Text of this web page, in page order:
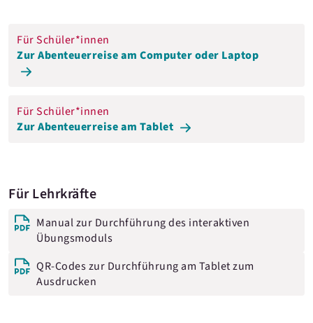
Für Schüler*innen
Zur Abenteuerreise am Computer oder Laptop
Für Schüler*innen
Zur Abenteuerreise am Tablet
Für Lehrkräfte
Manual zur Durchführung des interaktiven
Übungsmoduls
QR-Codes zur Durchführung am Tablet zum
Ausdrucken